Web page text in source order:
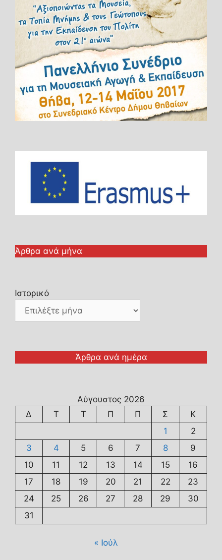
Άρθρα ανά μήνα
Ιστορικό
Άρθρα ανά ημέρα
Αύγουστος 2026
Δ
Τ Τ Π Π Σ
Κ
1
2
3
4 5 6 7 8
9
10
11 12 13 14 15
16
17
18 19 20 21 22
23
24
25 26 27 28 29
30
31
« Ιούλ